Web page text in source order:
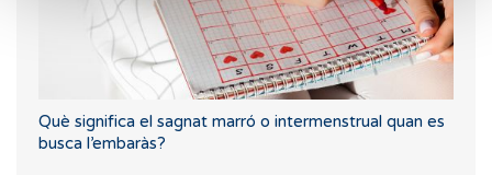
Què significa el sagnat marró o intermenstrual quan es
busca l’embaràs?